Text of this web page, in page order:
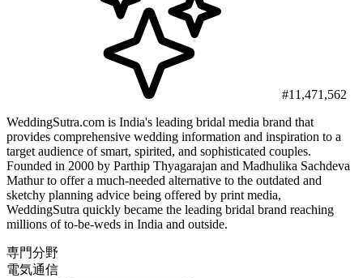
#11,471,562
WeddingSutra.com is India's leading bridal media brand that
provides comprehensive wedding information and inspiration to a
target audience of smart, spirited, and sophisticated couples.
Founded in 2000 by Parthip Thyagarajan and Madhulika Sachdeva
Mathur to offer a much-needed alternative to the outdated and
sketchy planning advice being offered by print media,
WeddingSutra quickly became the leading bridal brand reaching
millions of to-be-weds in India and outside.
専門分野
電気通信